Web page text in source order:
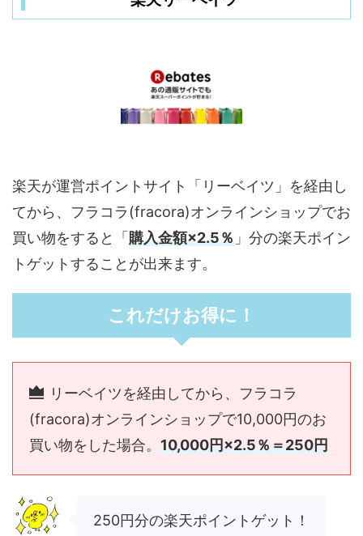
楽天が運営ポイントサイト「リーベイツ」を経由し
てから、フラコラ(fracora)オンラインショップでお
買い物をすると「購入金額×2.5％ 」分の楽天ポイン
トゲットすることが出来ます。
これだけお得に！
リーベイツを経由してから、フラコラ
(fracora)オンラインショップで10,000円のお
買い物をした場合。 10,000円×2.5％＝250円
250円分の楽天ポイントゲット！